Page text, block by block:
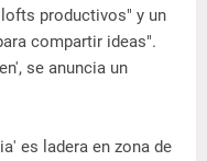
productivos" y un
compartir ideas".
se anuncia un
es ladera en zona de